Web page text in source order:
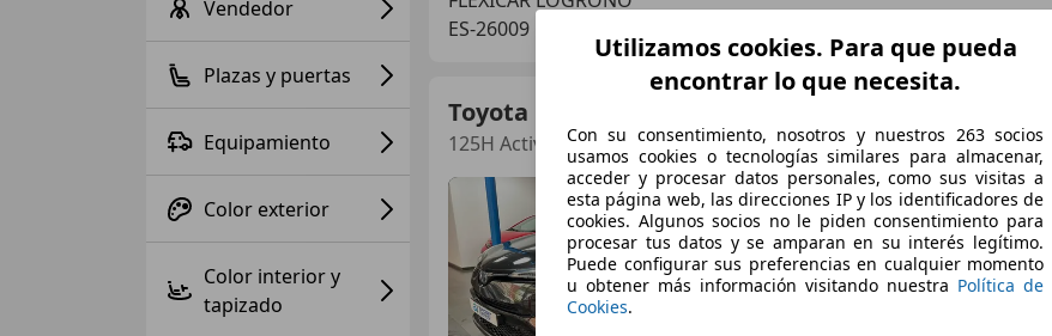
Vendedor
Plazas y puertas
Equipamiento
Color exterior
Color interior y
tapizado
ES-26009 Logroño
Toyota C-HR
125H Active
€ 17.500 Preciojusto
Utilizamos cookies. Para que pueda
encontrar lo que necesita.
Con su consentimiento, nosotros y nuestros 263 socios
usamos cookies o tecnologías similares para almacenar,
acceder y procesar datos personales, como sus visitas a
esta página web, las direcciones IP y los identificadores de
cookies. Algunos socios no le piden consentimiento para
procesar tus datos y se amparan en su interés legítimo.
Puede configurar sus preferencias en cualquier momento
u obtener más información visitando nuestra Política de
Cookies.